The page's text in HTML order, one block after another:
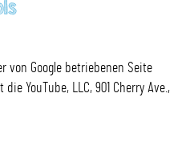
von Google betriebenen Seite
YouTube, LLC, 901 Cherry Ave.,